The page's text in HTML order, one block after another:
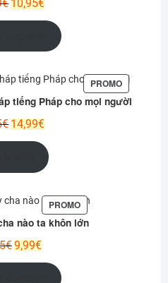
€10,95€
actuel
est :
PROMOPRODUIT
EN
tiếng Pháp cho mọi người
€Le
14,99€Le
actuel
est :
PROMOPRODUIT
EN
PROMOTION
nào ta khôn lớn
€Le
9,99€Le
actuel